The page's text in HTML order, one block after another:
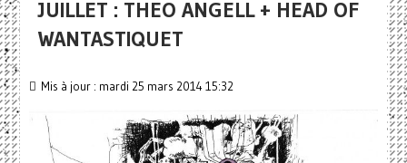
JUILLET : THEO ANGELL + HEAD OF
WANTASTIQUET
Mis à jour : mardi 25 mars 2014 15:32